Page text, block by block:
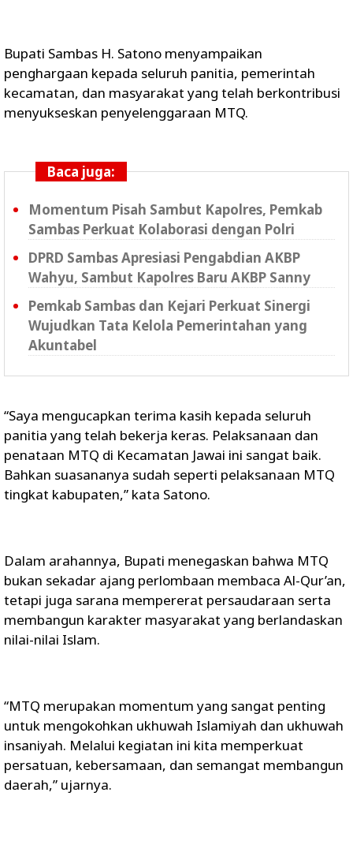
Bupati Sambas H. Satono menyampaikan
penghargaan kepada seluruh panitia, pemerintah
kecamatan, dan masyarakat yang telah berkontribusi
menyukseskan penyelenggaraan MTQ.
Baca juga:
Momentum Pisah Sambut Kapolres, Pemkab
Sambas Perkuat Kolaborasi dengan Polri
DPRD Sambas Apresiasi Pengabdian AKBP
Wahyu, Sambut Kapolres Baru AKBP Sanny
Pemkab Sambas dan Kejari Perkuat Sinergi
Wujudkan Tata Kelola Pemerintahan yang
Akuntabel
“Saya mengucapkan terima kasih kepada seluruh
panitia yang telah bekerja keras. Pelaksanaan dan
penataan MTQ di Kecamatan Jawai ini sangat baik.
Bahkan suasananya sudah seperti pelaksanaan MTQ
tingkat kabupaten,” kata Satono.
Dalam arahannya, Bupati menegaskan bahwa MTQ
bukan sekadar ajang perlombaan membaca Al-Qur’an,
tetapi juga sarana mempererat persaudaraan serta
membangun karakter masyarakat yang berlandaskan
nilai-nilai Islam.
“MTQ merupakan momentum yang sangat penting
untuk mengokohkan ukhuwah Islamiyah dan ukhuwah
insaniyah. Melalui kegiatan ini kita memperkuat
persatuan, kebersamaan, dan semangat membangun
daerah,” ujarnya.